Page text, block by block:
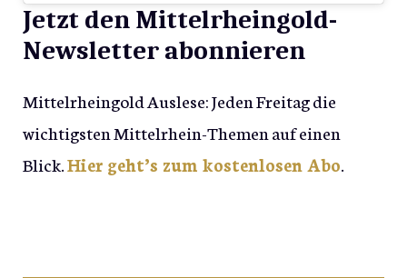
Jetzt den Mittelrheingold-
Newsletter abonnieren
Mittelrheingold Auslese: Jeden Freitag die
wichtigsten Mittelrhein-Themen auf einen
Blick.Hier geht’s zum kostenlosen Abo.